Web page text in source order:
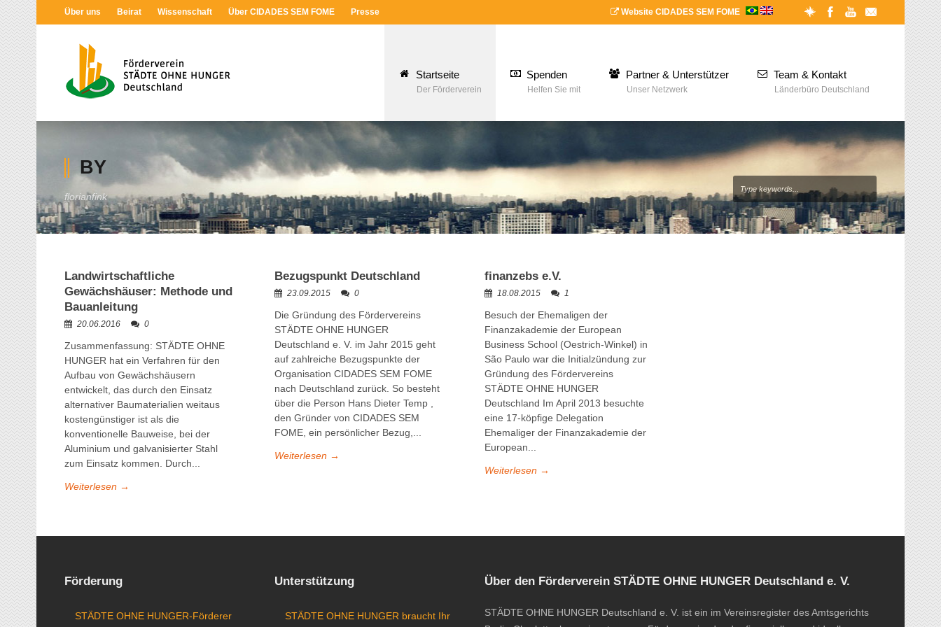
Über uns Beirat Wissenschaft Über CIDADES SEM FOME Presse Website CIDADES SEM FOME
Startseite
Der Förderverein
Spenden
Helfen Sie mit
Partner & Unterstützer
Unser Netzwerk
Team & Kontakt
Länderbüro Deutschland
BY
florianfink
Landwirtschaftliche
Gewächshäuser: Methode und
Bauanleitung
20.06.2016 0
Zusammenfassung: STÄDTE OHNE
HUNGER hat ein Verfahren für den
Aufbau von Gewächshäusern
entwickelt, das durch den Einsatz
alternativer Baumaterialien weitaus
kostengünstiger ist als die
konventionelle Bauweise, bei der
Aluminium und galvanisierter Stahl
zum Einsatz kommen. Durch...
Weiterlesen →
Bezugspunkt Deutschland
23.09.2015 0
Die Gründung des Fördervereins
STÄDTE OHNE HUNGER
Deutschland e. V. im Jahr 2015 geht
auf zahlreiche Bezugspunkte der
Organisation CIDADES SEM FOME
nach Deutschland zurück. So besteht
über die Person Hans Dieter Temp ,
den Gründer von CIDADES SEM
FOME, ein persönlicher Bezug,...
Weiterlesen →
finanzebs e.V.
18.08.2015 1
Besuch der Ehemaligen der
Finanzakademie der European
Business School (Oestrich-Winkel) in
São Paulo war die Initialzündung zur
Gründung des Fördervereins
STÄDTE OHNE HUNGER
Deutschland Im April 2013 besuchte
eine 17-köpfige Delegation
Ehemaliger der Finanzakademie der
European...
Weiterlesen →
Förderung
STÄDTE OHNE HUNGER-Förderer
Unterstützung
STÄDTE OHNE HUNGER braucht Ihr
Über den Förderverein STÄDTE OHNE HUNGER Deutschland e. V.
STÄDTE OHNE HUNGER Deutschland e. V. ist ein im Vereinsregister des Amtsgerichts